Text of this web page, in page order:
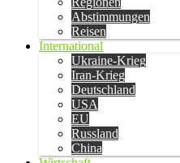
Abstimmungen
Reisen
International
Ukraine-Krieg
Iran-Krieg
Deutschland
USA
EU
Russland
China